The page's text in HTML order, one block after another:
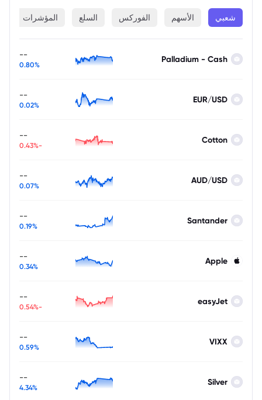
شعبي الأسهم الفوركس السلع المؤشرات
Palladium - Cash
--
0.80%
EUR/USD
--
0.02%
Cotton
--
-0.43%
AUD/USD
--
0.07%
Santander
--
0.19%
Apple
--
0.34%
easyJet
--
-0.54%
VIXX
--
0.59%
Silver
--
4.34%